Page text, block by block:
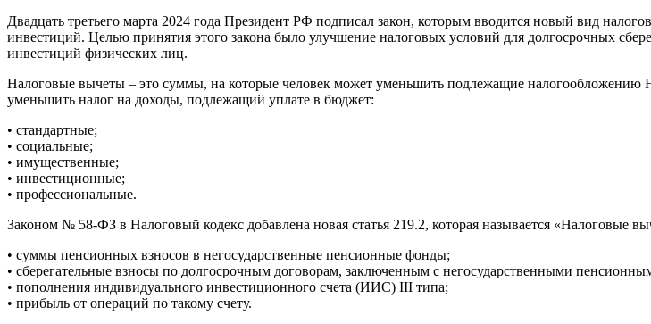
Двадцать третьего марта 2024 года Президент РФ подписал закон, которым вводится новый вид
инвестиций. Целью принятия этого закона было улучшение налоговых условий для долгосрочных
инвестиций физических лиц.
Налоговые вычеты – это суммы, на которые человек может уменьшить подлежащие
уменьшить налог на доходы, подлежащий уплате в бюджет:
• стандартные;
• социальные;
• имущественные;
• инвестиционные;
• профессиональные.
Законом № 58-ФЗ в Налоговый кодекс добавлена новая статья 219.2, которая называется «Налоговые
• суммы пенсионных взносов в негосударственные пенсионные фонды;
• сберегательные взносы по долгосрочным договорам, заключенным с негосударственными
• пополнения индивидуального инвестиционного счета (ИИС) III типа;
• прибыль от операций по такому счету.